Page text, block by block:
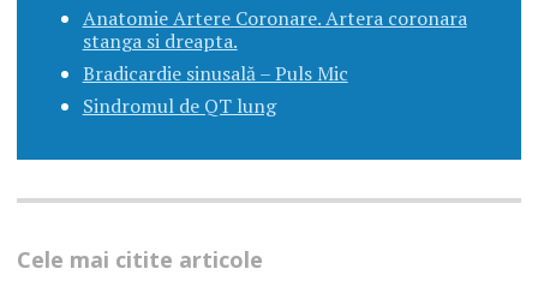
Anatomie Artere Coronare. Artera coronara
stanga si dreapta.
Bradicardie sinusală – Puls Mic
Sindromul de QT lung
Cele mai citite articole